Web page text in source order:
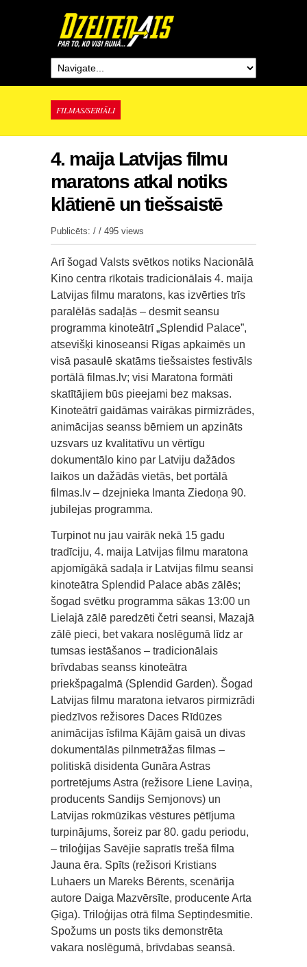
FILMAS/SERIĀLI
4. maija Latvijas filmu
maratons atkal notiks
klātienē un tiešsaistē
Publicēts: / / 495 views
Arī šogad Valsts svētkos notiks Nacionālā
Kino centra rīkotais tradicionālais 4. maija
Latvijas filmu maratons, kas izvērties trīs
paralēlās sadaļās – desmit seansu
programma kinoteātrī „Splendid Palace”,
atsevišķi kinoseansi Rīgas apkaimēs un
visā pasaulē skatāms tiešsaistes festivāls
portālā filmas.lv; visi Maratona formāti
skatītājiem būs pieejami bez maksas.
Kinoteātrī gaidāmas vairākas pirmizrādes,
animācijas seanss bērniem un apzināts
uzsvars uz kvalitatīvu un vērtīgu
dokumentālo kino par Latviju dažādos
laikos un dažādās vietās, bet portālā
filmas.lv – dzejnieka Imanta Ziedoņa 90.
jubilejas programma.
Turpinot nu jau vairāk nekā 15 gadu
tradīciju, 4. maija Latvijas filmu maratona
apjomīgākā sadaļa ir Latvijas filmu seansi
kinoteātra Splendid Palace abās zālēs;
šogad svētku programma sākas 13:00 un
Lielajā zālē paredzēti četri seansi, Mazajā
zālē pieci, bet vakara noslēgumā līdz ar
tumsas iestāšanos – tradicionālais
brīvdabas seanss kinoteātra
priekšpagalmā (Splendid Garden). Šogad
Latvijas filmu maratona ietvaros pirmizrādi
piedzīvos režisores Daces Rīdūzes
animācijas īsfilma Kājām gaisā un divas
dokumentālās pilnmetrāžas filmas –
politiskā disidenta Gunāra Astras
portretējums Astra (režisore Liene Laviņa,
producents Sandijs Semjonovs) un
Latvijas rokmūzikas vēstures pētījuma
turpinājums, šoreiz par 80. gadu periodu,
– triloģijas Savējie sapratīs trešā filma
Jauna ēra. Spīts (režisori Kristians
Luhaers un Mareks Bērents, scenārija
autore Daiga Mazvērsīte, producente Arta
Ģiga). Triloģijas otrā filma Septiņdesmitie.
Spožums un posts tiks demonstrēta
vakara noslēgumā, brīvdabas seansā.